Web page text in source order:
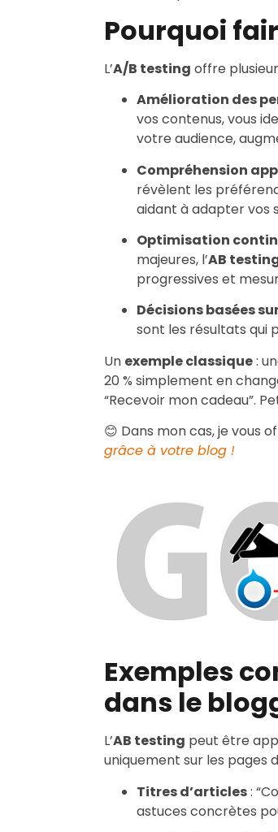
Pourquoi
L’A/B testing offre
Amélioration des
vos contenus, vous
votre audience,
Compréhension
révèlent les
aidant à adapter vos
Optimisation
majeures, l’AB
progressives et
Décisions basées
sont les résultats qui
Un exemple classique:
20 % simplement en
“Recevoir mon cadeau”.
😊 Dans mon cas, je vous
grâce à votre blog !
Exemples
dans le
L’AB testing peut être
uniquement sur les pages
Titres d’articles:
astuces concrètes